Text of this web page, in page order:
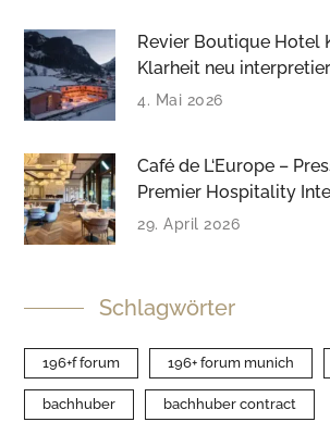
Revier Boutique Hotel
Klarheit neu
4. Mai 2026
Café de L‘Europe –
Premier Hospitality
29. April 2026
Schlagwörter
196+f forum 196+ forum munich
bachhuber bachhuber contract